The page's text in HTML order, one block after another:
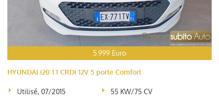
5.999 Euro
HYUNDAI i20 1.1 CRDi 12V 5 porte Comfort
Utilisé, 07/2015
55 KW/75 CV